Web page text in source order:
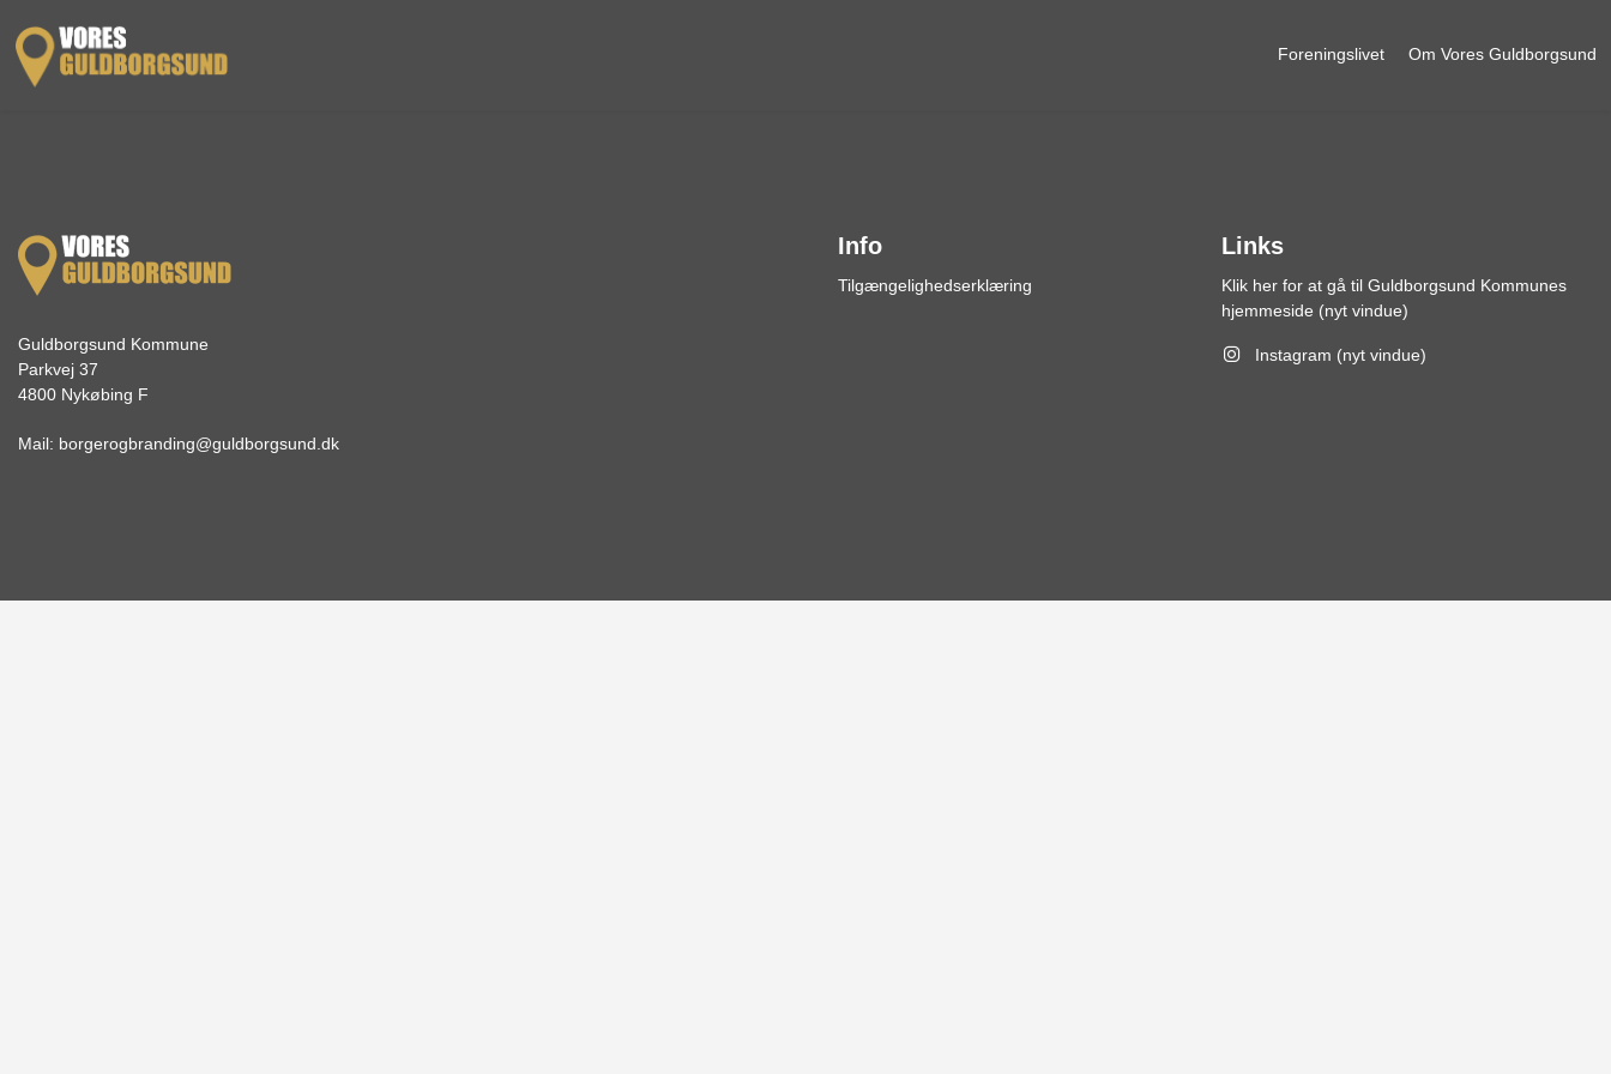
Foreningslivet Om Vores Guldborgsund
Guldborgsund Kommune
Parkvej 37
4800 Nykøbing F
Mail: borgerogbranding@guldborgsund.dk
Info
Tilgængelighedserklæring
Links
Klik her for at gå til Guldborgsund Kommunes
hjemmeside (nyt vindue)
Instagram (nyt vindue)